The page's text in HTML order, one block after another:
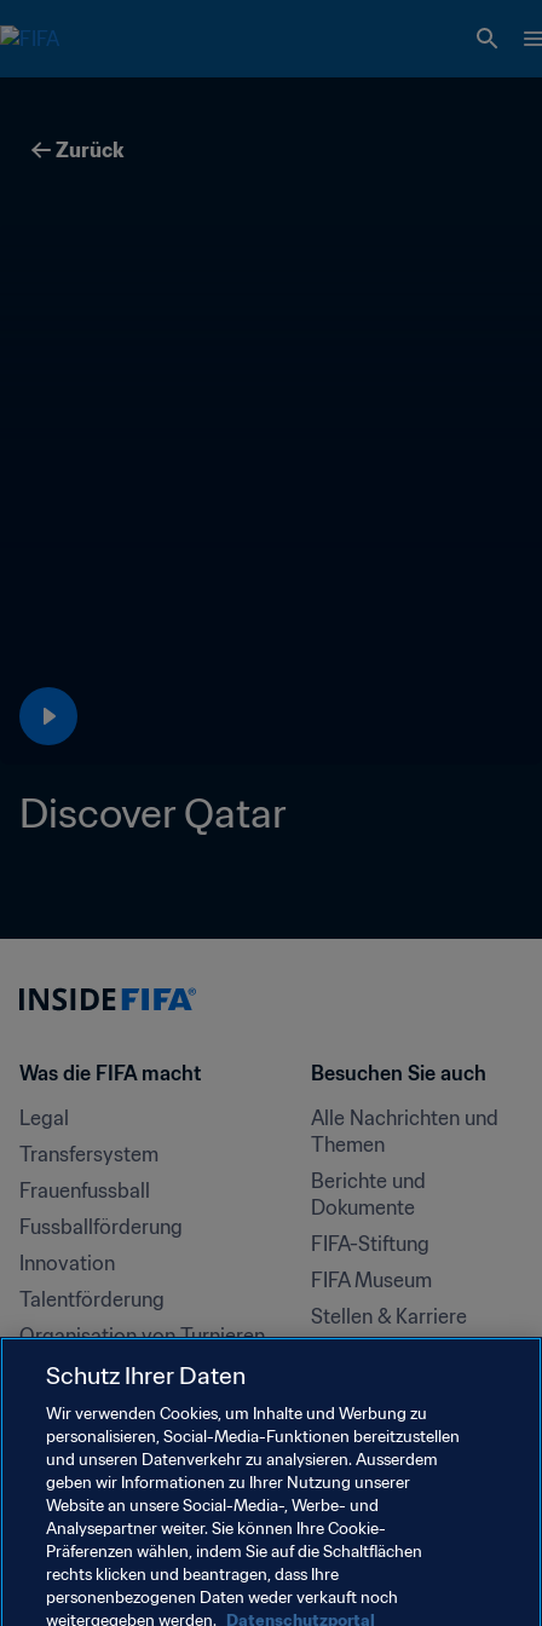
Zurück
Was die FIFA macht
Legal
Transfersystem
Frauenfussball
Fussballförderung
Innovation
Talentförderung
Organisation von Turnieren
Nachhaltigkeit
Menschenrechte und
Antidiskriminierung
Gesundheit und Medizin
Bildungsinitiativen
Besuchen Sie auch
Alle Nachrichten und
Themen
Berichte und
Dokumente
FIFA-Stiftung
FIFA Museum
Stellen & Karriere
Schutz Ihrer Daten
Wir verwenden Cookies, um Inhalte und Werbung zu
personalisieren, Social-Media-Funktionen bereitzustellen
und unseren Datenverkehr zu analysieren. Ausserdem
geben wir Informationen zu Ihrer Nutzung unserer
Website an unsere Social-Media-, Werbe- und
Analysepartner weiter. Sie können Ihre Cookie-
Präferenzen wählen, indem Sie auf die Schaltflächen
rechts klicken und beantragen, dass Ihre
personenbezogenen Daten weder verkauft noch
weitergegeben werden. Datenschutzportal